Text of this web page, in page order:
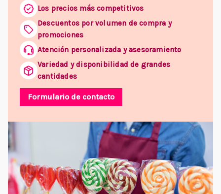
Los precios más competitivos
Descuentos por volumen de compra y
promociones
Atención personalizada y asesoramiento
Variedad y disponibilidad de grandes
cantidades
Formulario de contacto